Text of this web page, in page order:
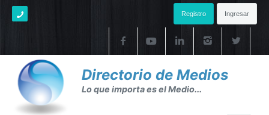
Registro Ingresar
Directorio de Medios
Lo que importa es el Medio...